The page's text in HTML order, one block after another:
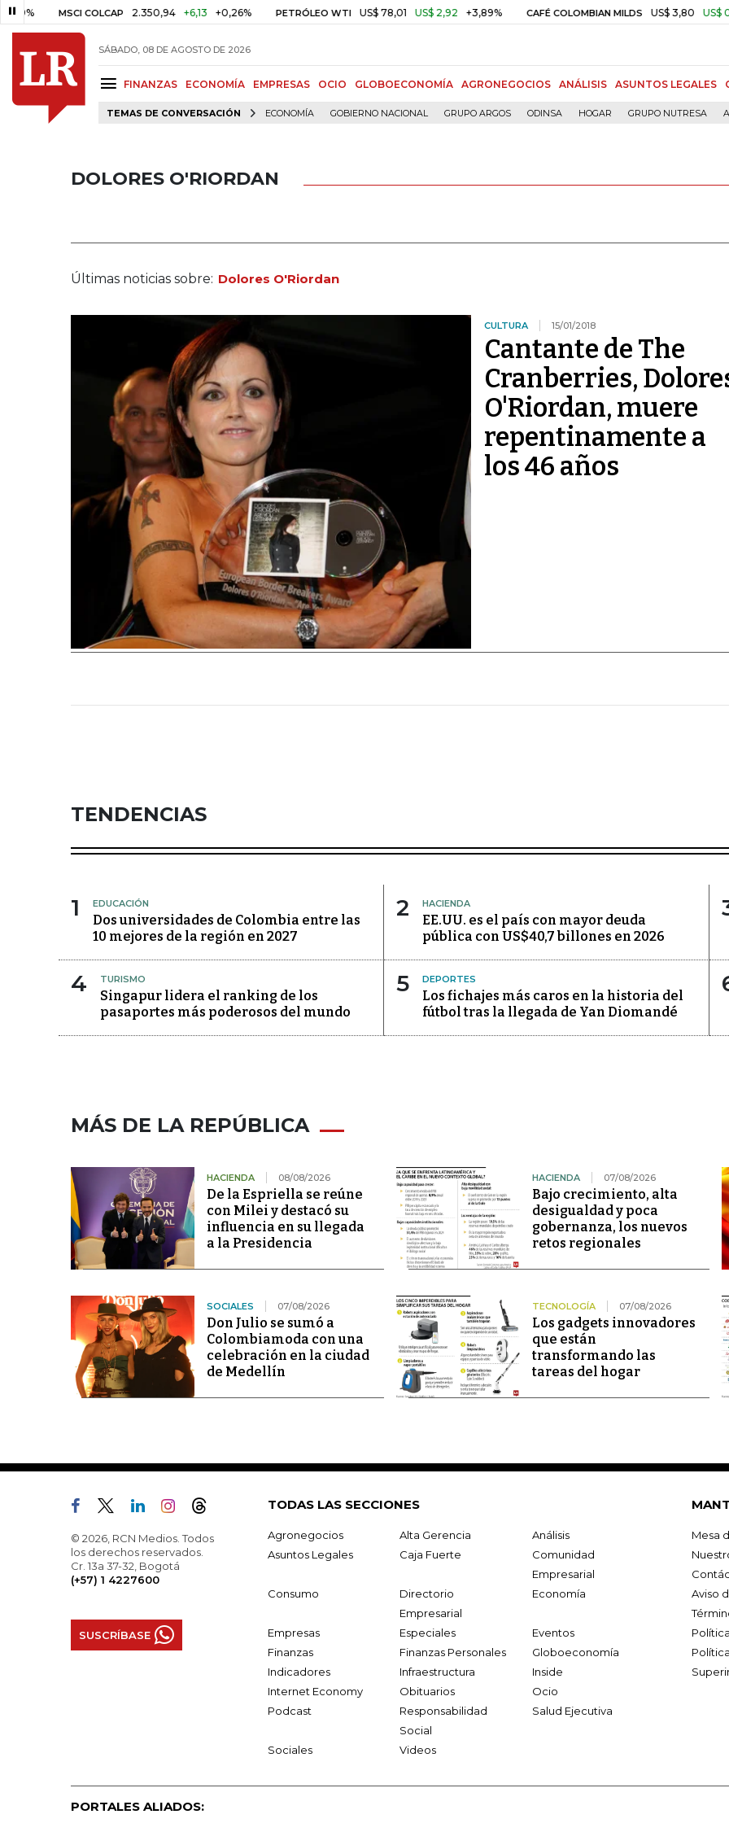
MSCI COLCAP 2.350,94 +6,13 +0,26% PETRÓLEO WTI US$ 78,01 US$ 2,92 +3,89% CAFÉ COLOMBIAN MILDS US$ 3,80 US$ 0,05
SÁBADO, 08 DE AGOSTO DE 2026
FINANZAS ECONOMÍA EMPRESAS OCIO GLOBOECONOMÍA AGRONEGOCIOS ANÁLISIS ASUNTOS LEGALES
TEMAS DE CONVERSACIÓN ECONOMÍA GOBIERNO NACIONAL GRUPO ARGOS ODINSA HOGAR GRUPO NUTRESA
DOLORES O'RIORDAN
Últimas noticias sobre: Dolores O'Riordan
CULTURA 15/01/2018
Cantante de The
Cranberries,
O'Riordan, muere
repentinamente a
los 46 años
TENDENCIAS
1 EDUCACIÓN
Dos universidades de Colombia entre las
10 mejores de la región en 2027
2 HACIENDA
EE.UU. es el país con mayor deuda
pública con US$40,7 billones en 2026
4 TURISMO
Singapur lidera el ranking de los
pasaportes más poderosos del mundo
5 DEPORTES
Los fichajes más caros en la historia del
fútbol tras la llegada de Yan Diomandé
MÁS DE LA REPÚBLICA
HACIENDA 08/08/2026
De la Espriella se reúne
con Milei y destacó su
influencia en su llegada
a la Presidencia
HACIENDA 07/08/2026
Bajo crecimiento, alta
desigualdad y poca
gobernanza, los nuevos
retos regionales
SOCIALES 07/08/2026
Don Julio se sumó a
Colombiamoda con una
celebración en la ciudad
de Medellín
TECNOLOGÍA 07/08/2026
Los gadgets innovadores
que están
transformando las
tareas del hogar
© 2026, RCN Medios. Todos
los derechos reservados.
Cr. 13a 37-32, Bogotá
(+57) 1 4227600
SUSCRÍBASE
TODAS LAS SECCIONES
Agronegocios Alta Gerencia
Análisis
Asuntos Legales
Caja Fuerte
Comunidad
Empresarial
Consumo
Directorio
Empresarial
Economía
Empresas Especiales
Eventos
Finanzas
Finanzas Personales
Globoeconomía
Indicadores
Infraestructura
Inside
Internet Economy
Obituarios
Ocio
Podcast
Responsabilidad
Social
Salud Ejecutiva
Sociales Videos
Mesa
Aviso
PORTALES ALIADOS: